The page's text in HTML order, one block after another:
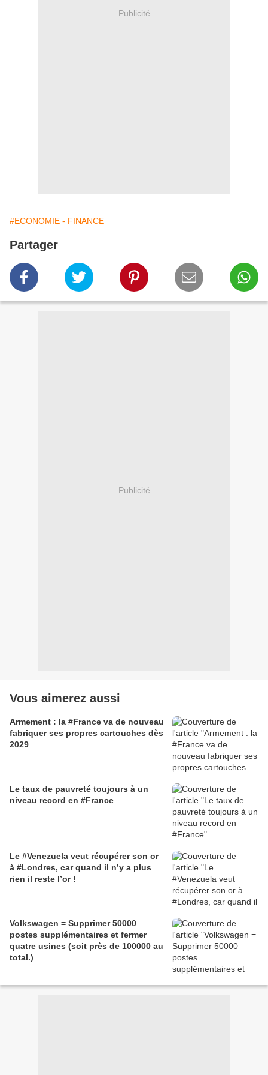
Publicité
#ECONOMIE - FINANCE
Partager
Publicité
Vous aimerez aussi
Armement : la #France va de nouveau
fabriquer ses propres cartouches dès
2029
Le taux de pauvreté toujours à un
niveau record en #France
Le #Venezuela veut récupérer son or
à #Londres, car quand il n’y a plus
rien il reste l’or !
Volkswagen = Supprimer 50000
postes supplémentaires et fermer
quatre usines (soit près de 100000 au
total.)